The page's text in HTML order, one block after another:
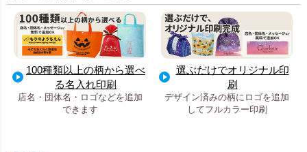
100種類以上の柄から選べ
る名入れ印刷
店名・団体名・ロゴなどを追加
できます
選ぶだけでオリジナル印
刷
デザイン済みの柄にロゴを追加
してフルカラー印刷